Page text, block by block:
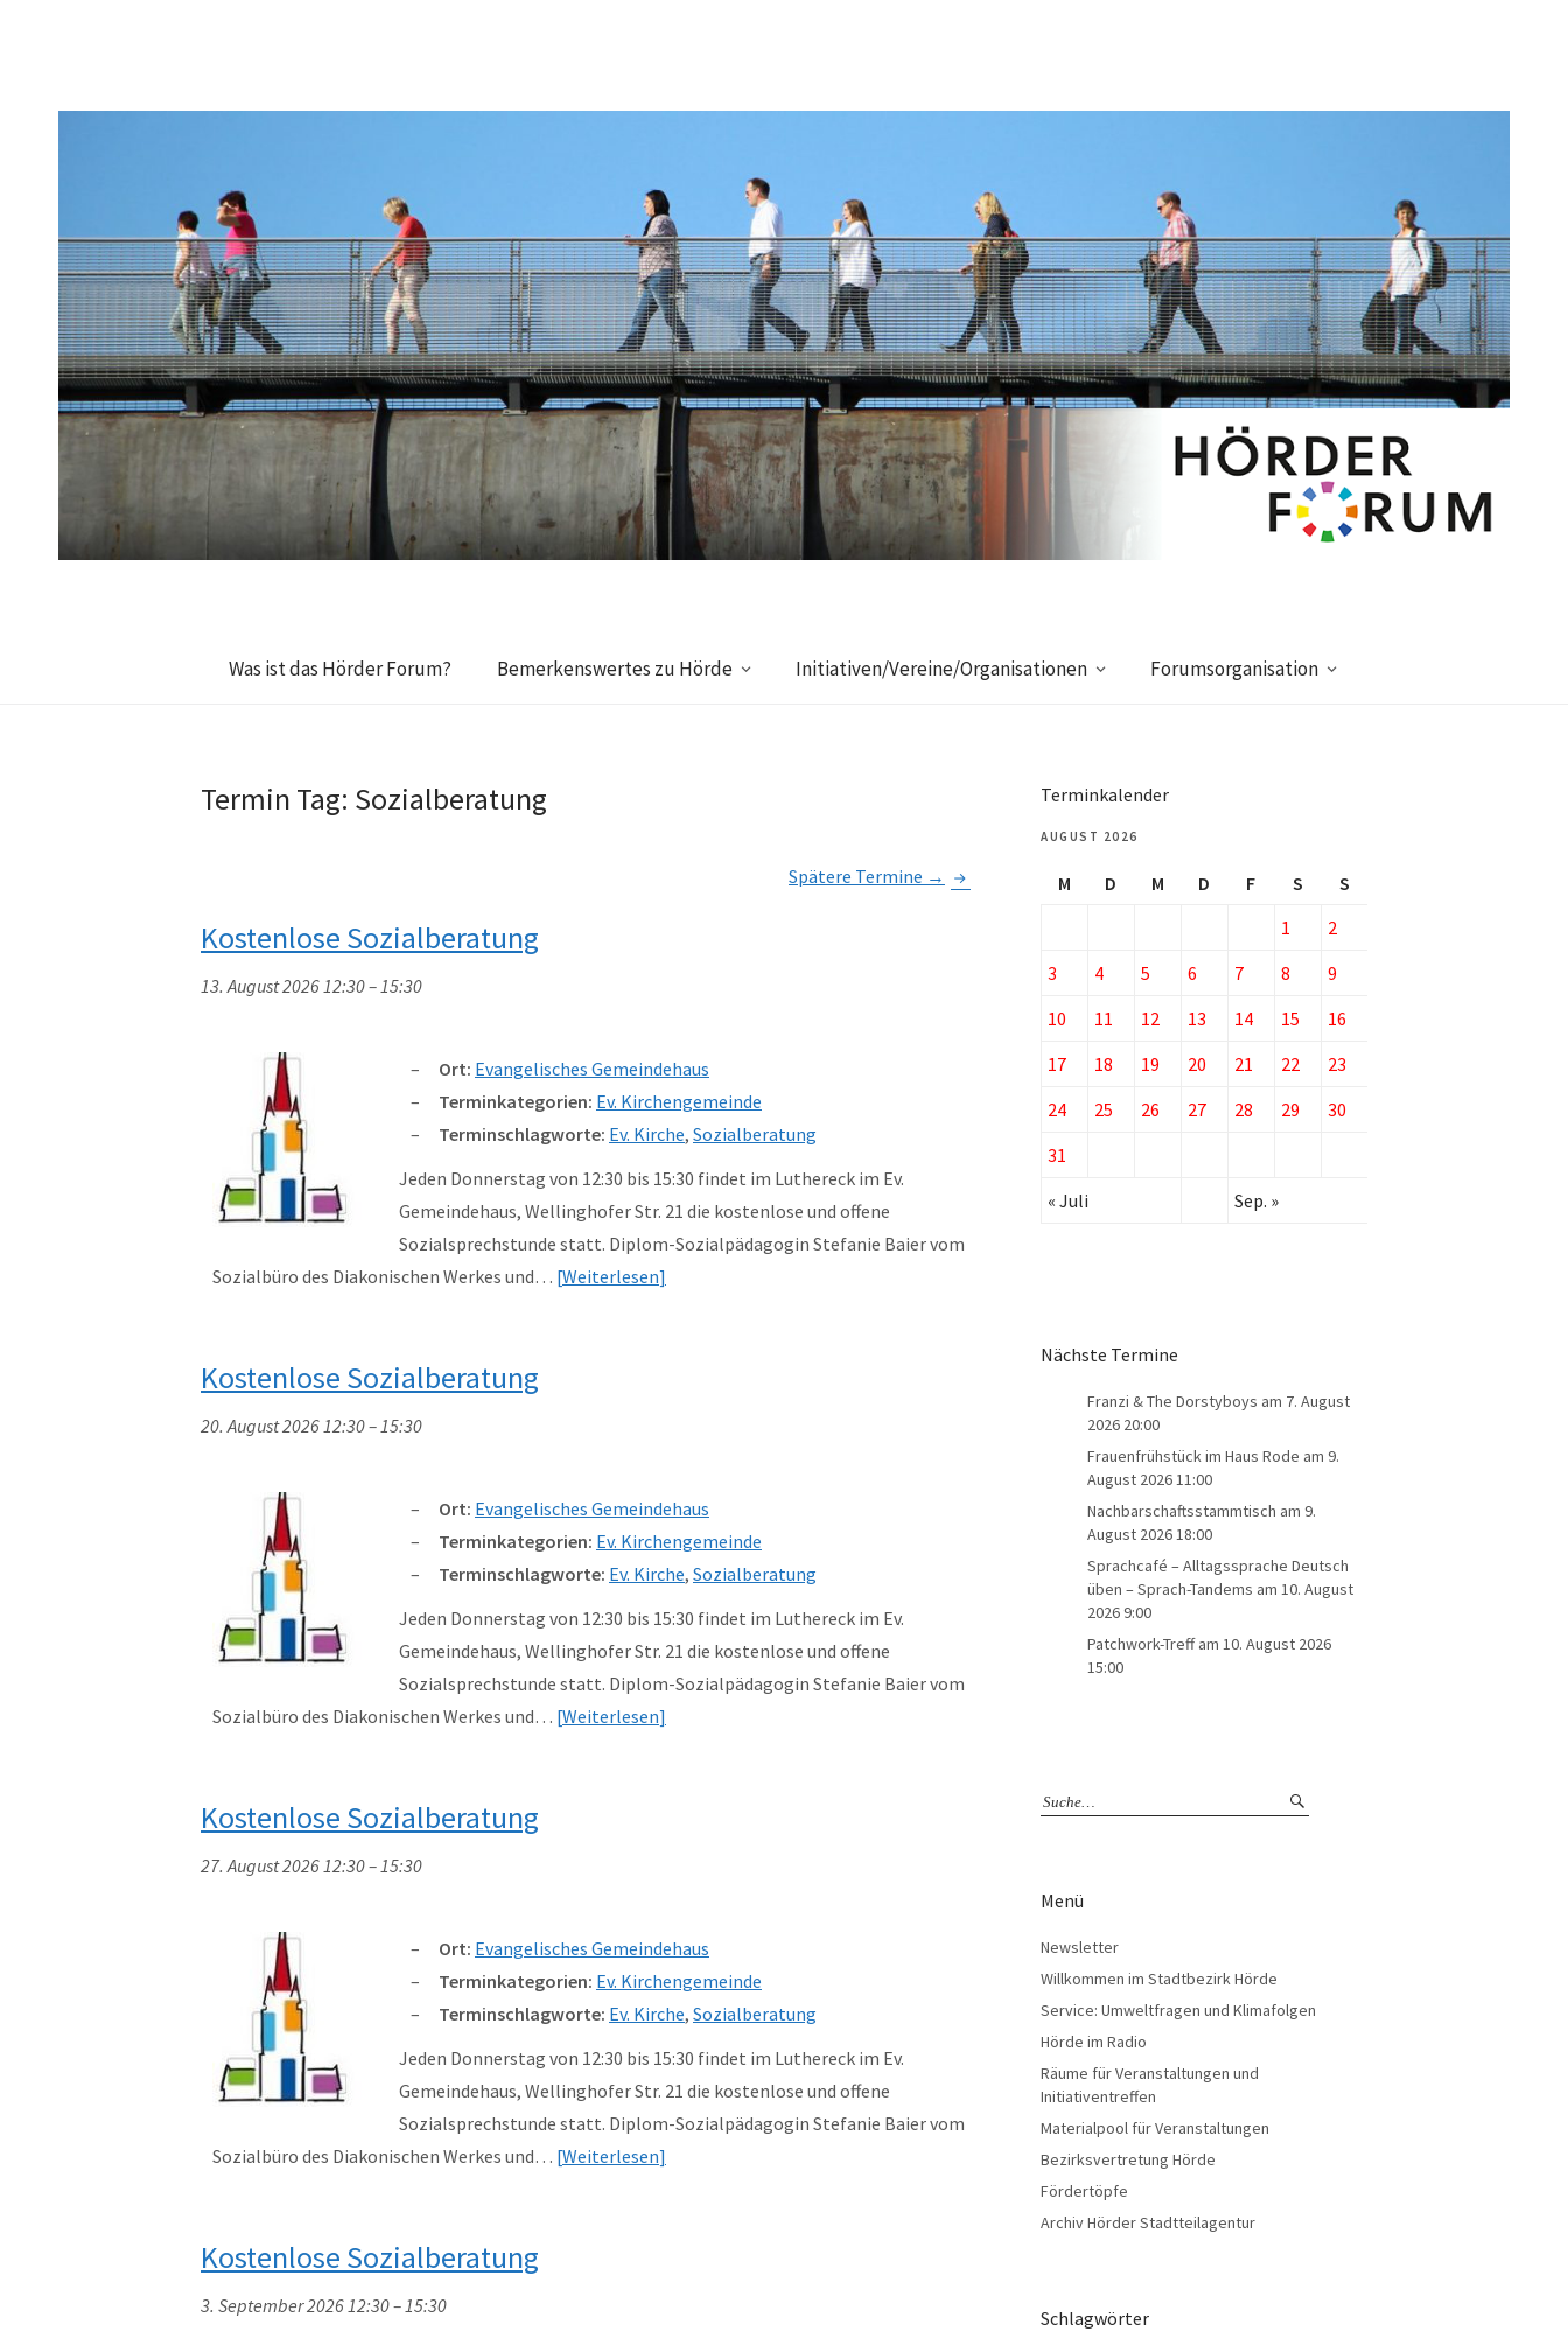
Was ist das Hörder Forum? Bemerkenswertes zu Hörde Initiativen/Vereine/Organisationen Forumsorganisation
Termin Tag: Sozialberatung
Spätere Termine →
Kostenlose Sozialberatung
13. August 2026 12:30– 15:30
Ort: Evangelisches Gemeindehaus
Terminkategorien: Ev. Kirchengemeinde
Terminschlagworte: Ev. Kirche, Sozialberatung
Jeden Donnerstag von 12:30 bis 15:30 findet im Luthereck im Ev.
Gemeindehaus, Wellinghofer Str. 21 die kostenlose und offene
Sozialsprechstunde statt. Diplom-Sozialpädagogin Stefanie Baier vom
Sozialbüro des Diakonischen Werkes und… Weiterlesen
Kostenlose Sozialberatung
20. August 2026 12:30– 15:30
Ort: Evangelisches Gemeindehaus
Terminkategorien: Ev. Kirchengemeinde
Terminschlagworte: Ev. Kirche, Sozialberatung
Jeden Donnerstag von 12:30 bis 15:30 findet im Luthereck im Ev.
Gemeindehaus, Wellinghofer Str. 21 die kostenlose und offene
Sozialsprechstunde statt. Diplom-Sozialpädagogin Stefanie Baier vom
Sozialbüro des Diakonischen Werkes und… Weiterlesen
Kostenlose Sozialberatung
27. August 2026 12:30– 15:30
Ort: Evangelisches Gemeindehaus
Terminkategorien: Ev. Kirchengemeinde
Terminschlagworte: Ev. Kirche, Sozialberatung
Jeden Donnerstag von 12:30 bis 15:30 findet im Luthereck im Ev.
Gemeindehaus, Wellinghofer Str. 21 die kostenlose und offene
Sozialsprechstunde statt. Diplom-Sozialpädagogin Stefanie Baier vom
Sozialbüro des Diakonischen Werkes und… Weiterlesen
Kostenlose Sozialberatung
3. September 2026 12:30– 15:30
Terminkalender
AUGUST 2026
M D M D F S
S
1
2
3
4 5 6 7 8
9
10
11 12 13 14 15
16
17
18 19 20 21 22
23
24
25 26 27 28 29
30
31
« Juli
Sep. »
Nächste Termine
Franzi & The Dorstyboys am 7. August
2026 20:00
Frauenfrühstück im Haus Rode am 9.
August 2026 11:00
Nachbarschaftsstammtisch am 9.
August 2026 18:00
Sprachcafé – Alltagssprache Deutsch
üben – Sprach-Tandems am 10. August
2026 9:00
Patchwork-Treffam 10. August 2026
15:00
Menü
Newsletter
Willkommen im Stadtbezirk Hörde
Service: Umweltfragen und Klimafolgen
Hörde im Radio
Räume für Veranstaltungen und
Initiativentreffen
Materialpool für Veranstaltungen
Bezirksvertretung Hörde
Fördertöpfe
Archiv Hörder Stadtteilagentur
Schlagwörter